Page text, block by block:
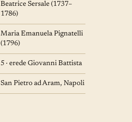
Beatrice Sersale (1737–
1786)
Maria Emanuela Pignatelli
(1796)
5 · erede Giovanni Battista
San Pietro ad Aram, Napoli